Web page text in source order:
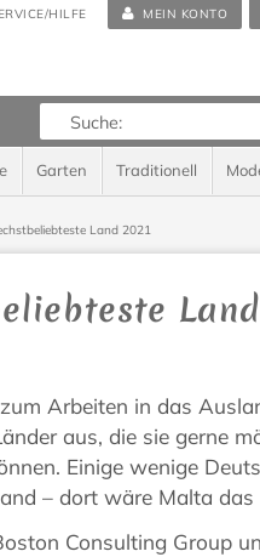
HILFE MEIN KONTO
Garten Traditionell
Land 2021
Arbeiten in das
aus, die sie gerne
Einige wenige
– dort wäre Malta das
Consulting Group